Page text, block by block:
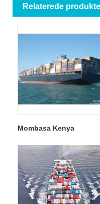
Relaterede
Mombasa Kenya